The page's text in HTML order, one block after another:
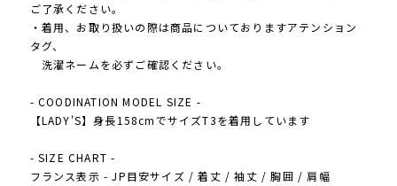
ご了承ください。
・着用、お取り扱いの際は商品についておりますアテンション
タグ、
洗濯ネームを必ずご確認ください。
- COODINATION MODEL SIZE -
【LADY'S】身長158cmでサイズT3を着用しています
- SIZE CHART -
フランス表示 - JP目安サイズ / 着丈 / 袖丈 / 胸囲 / 肩幅